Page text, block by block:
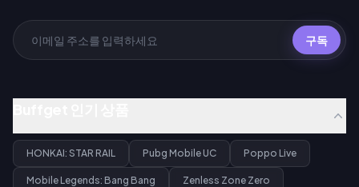
구독
HONKAI: STAR RAIL Pubg Mobile UC Poppo Live
Mobile Legends: Bang Bang Zenless Zone Zero